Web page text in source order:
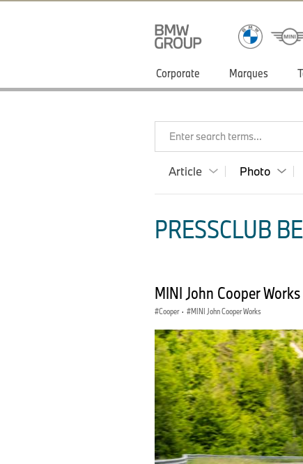
Corporate Marques
Enter search terms...
Article Photo
PRESSCLUB
MINI John Cooper
Cooper · MINI John Cooper Works